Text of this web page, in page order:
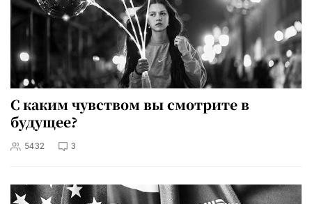
С каким чувством вы смотрите в
будущее?
5432 3